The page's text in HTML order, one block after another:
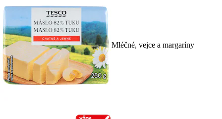
Mléčné, vejce a margaríny